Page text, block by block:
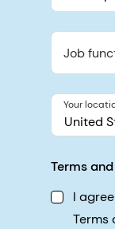
548 Market
Job
United
Your
Terms
I
Terms